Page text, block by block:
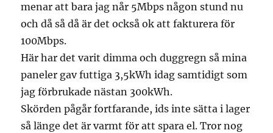
menar att bara jag når 5Mbps någon stund nu
och då så då är det också ok att fakturera för
100Mbps.
Här har det varit dimma och duggregn så mina
paneler gav futtiga 3,5kWh idag samtidigt som
jag förbrukade nästan 300kWh.
Skörden pågår fortfarande, ids inte sätta i lager
så länge det är varmt för att spara el. Tror nog